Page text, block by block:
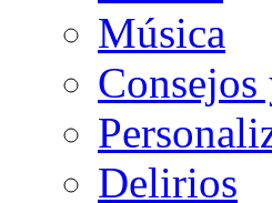
Música
Delirios